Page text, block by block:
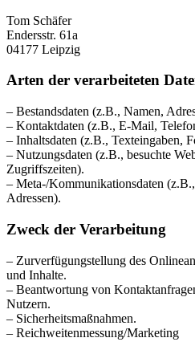
Tom Schäfer
Endersstr. 61a
04177 Leipzig
Arten der verarbeiteten
– Bestandsdaten (z.B., Namen,
– Kontaktdaten (z.B., E-Mail,
– Inhaltsdaten (z.B., Texteingaben,
– Nutzungsdaten (z.B., besuchte
Zugriffszeiten).
– Meta-/Kommunikationsdaten
Adressen).
Zweck der Verarbeitung
– Zurverfügungstellung des
und Inhalte.
– Beantwortung von
Nutzern.
– Sicherheitsmaßnahmen.
– Reichweitenmessung/Marketing